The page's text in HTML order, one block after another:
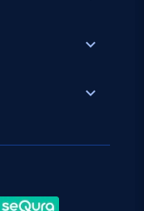
expand_more
expand_more